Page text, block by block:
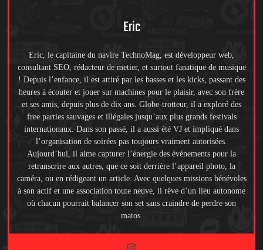
Eric
Eric, le capitaine du navire TechnoMag, est développeur web,
consultant SEO, rédacteur de metier, et surtout fanatique de musique
! Depuis l’enfance, il est attiré par les basses et les kicks, passant des
heures à écouter et jouer sur machines pour le plaisir, avec son frère
et ses amis, depuis plus de dix ans. Globe-trotteur, il a exploré des
free parties sauvages et illégales jusqu’aux plus grands festivals
internationaux. Dans son passé, il a aussi été VJ et impliqué dans
l’organisation de soirées pas toujours vraiment autorisées.
Aujourd’hui, il aime capturer l’énergie des événements pour la
retranscrire aux autres, que ce soit derrière l’appareil photo, la
caméra, ou en rédigeant un article. Avec quelques missions bénévoles
à son actif et une association toute neuve, il rêve d’un lieu autonome
où chacun pourrait balancer son set sans craindre de perdre son
matos.